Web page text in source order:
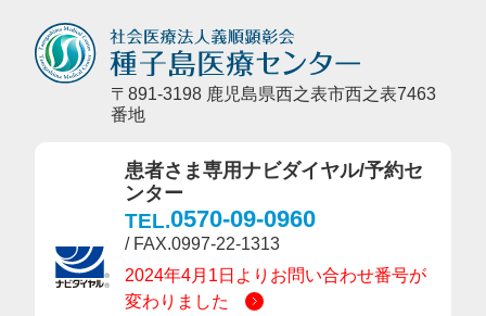
〒891-3198 鹿児島県西之表市西之表7463
番地
患者さま専用ナビダイヤル/予約セ
ンター
TEL.0570-09-0960
/ FAX.0997-22-1313
2024年4月1日よりお問い合わせ番号が
変わりました